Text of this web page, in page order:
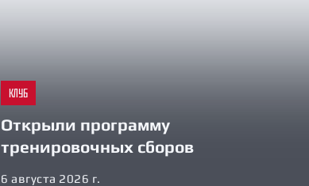
КЛУБ
Открыли программу
тренировочных сборов
6 августа 2026 г.